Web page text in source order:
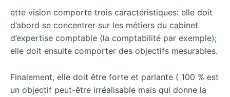
ette vision comporte trois caractéristiques: elle doit
d’abord se concentrer sur les métiers du cabinet
d’expertise comptable (la comptabilité par exemple);
elle doit ensuite comporter des objectifs mesurables.
Finalement, elle doit être forte et parlante ( 100 % est
un objectif peut-être irréalisable mais qui donne la